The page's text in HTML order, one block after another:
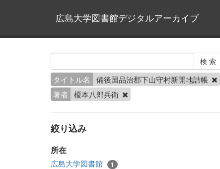
広島大学図書館デジタルアーカイブ
タイトル名
備後国品治郡下山守村新開地詰帳
著者
榎本八郎兵衛
絞り込み
所在
広島大学図書館 1